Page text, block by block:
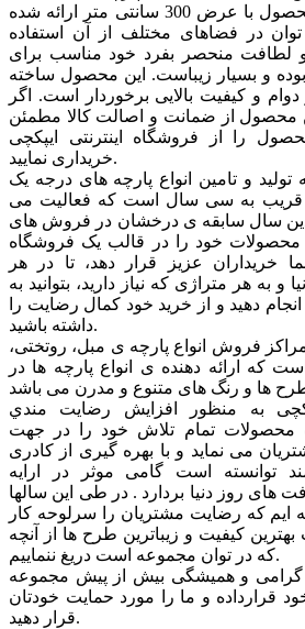
بسیار کاربردیست. این محصول با عرض 300 سانتی متر ارائه شده
در فضاهای مختلف از آن استفاده
و لطافت منحصر بفرد خود مناسب برای
و بسیار زیباست. این محصول ساخته
و کیفیت بالایی برخوردار است. اگر
محصول از ضمانت و اصالت کالا مطمئن
را از فروشگاه اینترنتی ایپکچی
خریداری نمایید.
و تامین انواع پارچه های درجه یک
قریب به سی سال است که فعالیت می
سال سابقه ی درخشان در فروش های
محصولات خود را در قالب یک فروشگاه
خریداران عزیز قرار دهد، تا در هر
به هر متراژی که نیاز دارید، بتوانید به
انجام دهید و از خرید خود کمال رضایت را
داشته باشید.
فروش انواع پارچه ی مبل، روتختی،
که ارائه دهنده ی انواع پارچه ها در
به منظور افزايش رضايت مندي
محصولات تمام تلاش خود را در جهت
می نماید و با بهره گیری از کادری
توانسته است گامی موثر در ارايه
های روز دنیا بردارد . در طی این سالها
ایم که رضایت مشتریان را سرلوحه کار
بهترین کیفیت و زیباترین طرح ها از آنچه
که در توان مجموعه است دریغ ننماییم.
گرامی و همیشگی بیش از پیش مجموعه
قرارداده و ما را مورد حمایت خودتان
قرار دهید.